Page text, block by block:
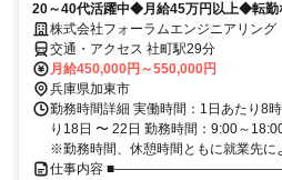
20～40代活躍中◆月給45万円以上◆転
株式会社フォーラムエンジニアリング
交通・アクセス 社町駅29分
月給450,000円～550,000円
兵庫県加東市
勤務時間詳細 実働時間：1日あたり8
り18日 〜 22日 勤務時間：9:00～
※勤務時間、休憩時間ともに就業先に
仕事内容 ■―――――――――――――■